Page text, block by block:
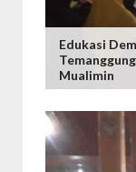
Edukasi
Mualimin